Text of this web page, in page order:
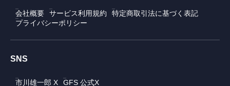
会社概要 サービス利用規約
特定商取引法に基づく表記
プライバシーポリシー
SNS
市川雄一郎 X GFS 公式X